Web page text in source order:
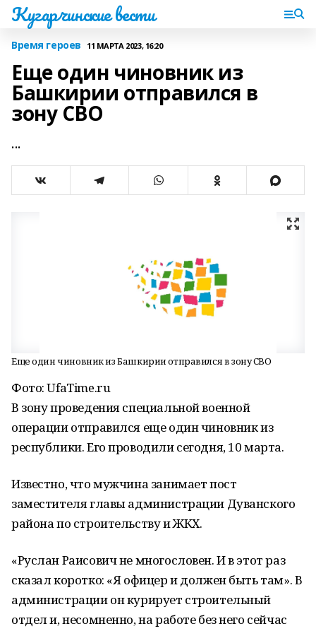
Кугарчинские вести
Время героев 11 МАРТА 2023, 16:20
Еще один чиновник из
Башкирии отправился в
зону СВО
...
Еще один чиновник из Башкирии отправился в зону СВО
Фото: UfaTime.ru
В зону проведения специальной военной
операции отправился еще один чиновник из
республики. Его проводили сегодня, 10 марта.
Известно, что мужчина занимает пост
заместителя главы администрации Дуванского
района по строительству и ЖКХ.
«Руслан Раисович не многословен. И в этот раз
сказал коротко: «Я офицер и должен быть там». В
администрации он курирует строительный
отдел и, несомненно, на работе без него сейчас